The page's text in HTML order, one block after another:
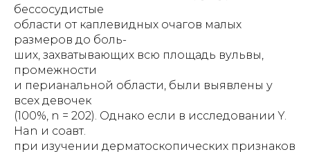
бессосудистые
области от каплевидных очагов малых
размеров до боль-
ших, захватывающих всю площадь вульвы,
промежности
и перианальной области, были выявлены у
всех девочек
(100%, n = 202). Однако если в исследовании Y.
Han и соавт.
при изучении дерматоскопических признаков